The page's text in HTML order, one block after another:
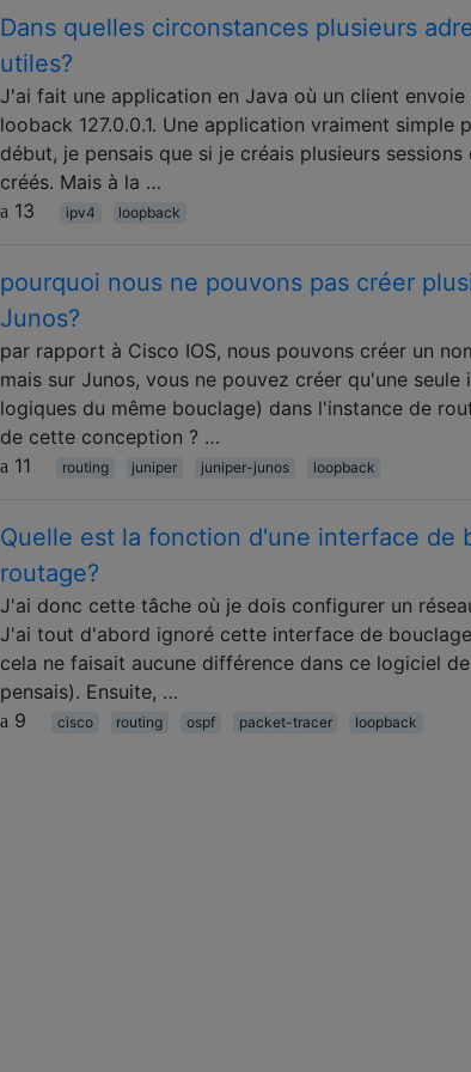
Dans quelles circonstances plusieurs
utiles?
J'ai fait une application en Java où un client
looback 127.0.0.1. Une application vraiment
début, je pensais que si je créais plusieurs
créés. Mais à la …
13
ipv4 loopback
pourquoi nous ne pouvons pas créer
Junos?
par rapport à Cisco IOS, nous pouvons créer un
mais sur Junos, vous ne pouvez créer qu'une
logiques du même bouclage) dans l'instance de
de cette conception ? …
11
routing juniper juniper-junos loopback
Quelle est la fonction d'une interface de
routage?
J'ai donc cette tâche où je dois configurer un
J'ai tout d'abord ignoré cette interface de
cela ne faisait aucune différence dans ce logiciel
pensais). Ensuite, …
9
cisco routing ospf packet-tracer loopback